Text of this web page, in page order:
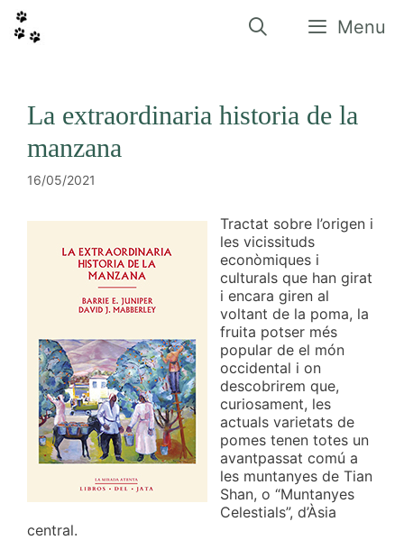
contingut
Menu
La extraordinaria historia de la
manzana
16/05/2021
Tractat sobre l’origen i
les vicissituds
econòmiques i
culturals que han girat
i encara giren al
voltant de la poma, la
fruita potser més
popular de el món
occidental i on
descobrirem que,
curiosament, les
actuals varietats de
pomes tenen totes un
avantpassat comú a
les muntanyes de Tian
Shan, o “Muntanyes
Celestials”, d’Àsia
central.